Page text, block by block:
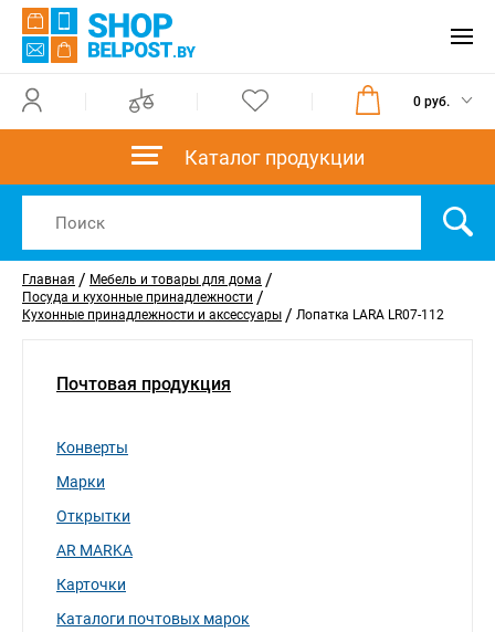
0 руб.
Каталог продукции
Главная / Мебель и товары для дома /
Посуда и кухонные принадлежности /
Кухонные принадлежности и аксессуары / Лопатка LARA LR07-112
Почтовая продукция
Конверты
Марки
Открытки
AR MARKA
Карточки
Каталоги почтовых марок